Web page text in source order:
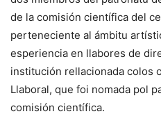
de la comisión científica del
perteneciente al ámbitu
esperiencia en llabores de
institución rellacionada colos
Llaboral, que foi nomada pol
comisión científica.